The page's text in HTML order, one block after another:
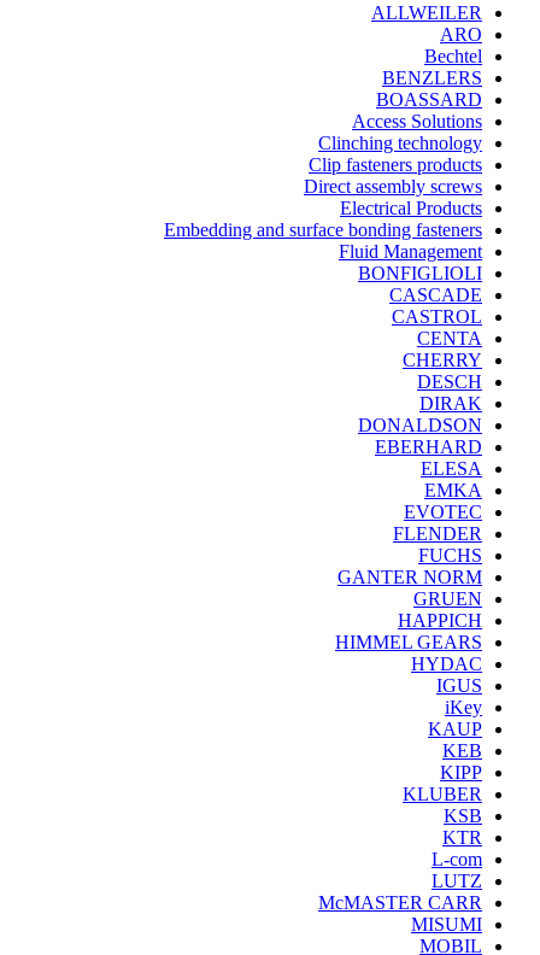
ALLWEILER
ARO
Bechtel
BENZLERS
BOASSARD
Access Solutions
Clinching technology
Clip fasteners products
Direct assembly screws
Electrical Products
Embedding and surface bonding fasteners
Fluid Management
BONFIGLIOLI
CASCADE
CASTROL
CENTA
CHERRY
DESCH
DIRAK
DONALDSON
EBERHARD
ELESA
EMKA
EVOTEC
FLENDER
FUCHS
GANTER NORM
GRUEN
HAPPICH
HIMMEL GEARS
HYDAC
IGUS
iKey
KAUP
KEB
KIPP
KLUBER
KSB
KTR
L-com
LUTZ
McMASTER CARR
MISUMI
MOBIL